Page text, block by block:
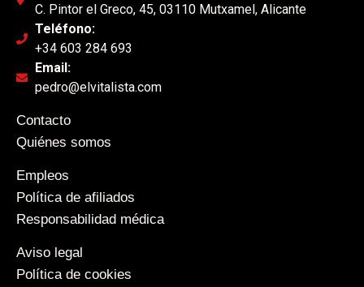
C. Pintor el Greco, 45, 03110 Mutxamel, Alicante
Teléfono:
+34 603 284 693
Email:
pedro@elvitalista.com
Contacto
Quiénes somos
Empleos
Política de afiliados
Responsabilidad médica
Aviso legal
Política de cookies